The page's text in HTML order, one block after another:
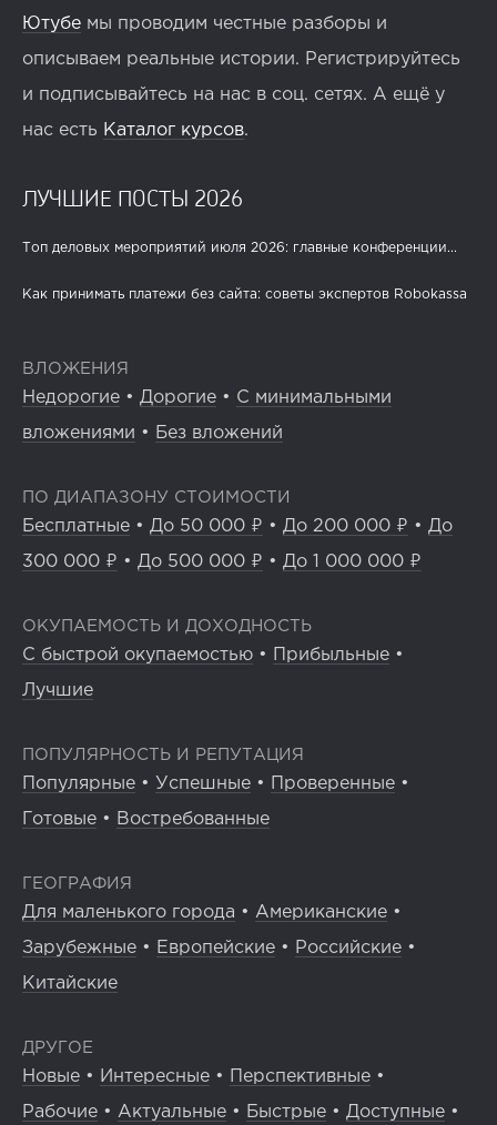
Ютубе мы проводим честные разборы и
описываем реальные истории. Регистрируйтесь
и подписывайтесь на нас в соц. сетях. А ещё у
нас есть Каталог курсов.
ЛУЧШИЕ ПОСТЫ 2026
Топ деловых мероприятий июля 2026: главные конференции...
Как принимать платежи без сайта: советы экспертов Robokassa
ВЛОЖЕНИЯ
Недорогие • Дорогие • С минимальными
вложениями • Без вложений
ПО ДИАПАЗОНУ СТОИМОСТИ
Бесплатные • До 50 000 ₽ • До 200 000 ₽ • До
300 000 ₽ • До 500 000 ₽ • До 1 000 000 ₽
ОКУПАЕМОСТЬ И ДОХОДНОСТЬ
С быстрой окупаемостью • Прибыльные •
Лучшие
ПОПУЛЯРНОСТЬ И РЕПУТАЦИЯ
Популярные • Успешные • Проверенные •
Готовые • Востребованные
ГЕОГРАФИЯ
Для маленького города • Американские •
Зарубежные • Европейские • Российские •
Китайские
ДРУГОЕ
Новые • Интересные • Перспективные •
Рабочие • Актуальные • Быстрые • Доступные •